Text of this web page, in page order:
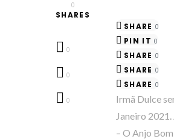
0
SHARES
0
0
0
SHARE 0
PIN IT 0
SHARE 0
SHARE 0
SHARE 0
Irmã Dulce
Janeiro
– O Anjo